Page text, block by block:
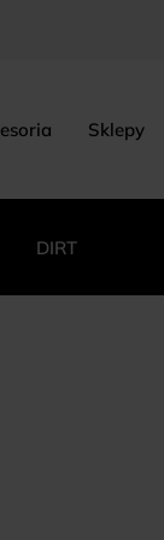
Sklepy
DIRT